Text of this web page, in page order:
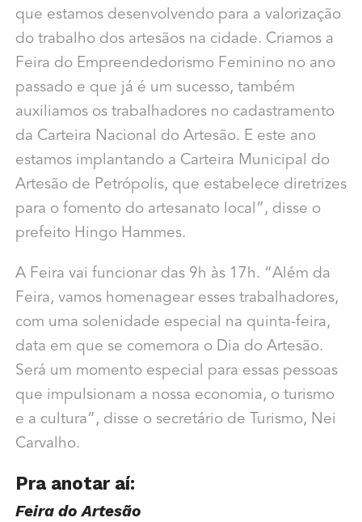
que estamos desenvolvendo para a valorização
do trabalho dos artesãos na cidade. Criamos a
Feira do Empreendedorismo Feminino no ano
passado e que já é um sucesso, também
auxiliamos os trabalhadores no cadastramento
da Carteira Nacional do Artesão. E este ano
estamos implantando a Carteira Municipal do
Artesão de Petrópolis, que estabelece diretrizes
para o fomento do artesanato local”, disse o
prefeito Hingo Hammes.
A Feira vai funcionar das 9h às 17h. “Além da
Feira, vamos homenagear esses trabalhadores,
com uma solenidade especial na quinta-feira,
data em que se comemora o Dia do Artesão.
Será um momento especial para essas pessoas
que impulsionam a nossa economia, o turismo
e a cultura”, disse o secretário de Turismo, Nei
Carvalho.
Pra anotar aí:
Feira do Artesão